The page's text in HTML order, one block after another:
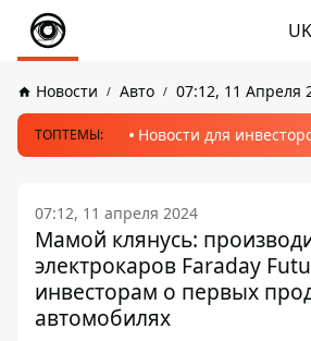
UK
Новости Авто 07:12, 11 Апреля
ТОПТЕМЫ: Новости для
07:12, 11 апреля 2024
Мамой клянусь:
электрокаров Faraday
инвесторам о первых
автомобилях